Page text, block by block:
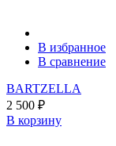
В избранное
В сравнение
BARTZELLA
2 500 ₽
В корзину